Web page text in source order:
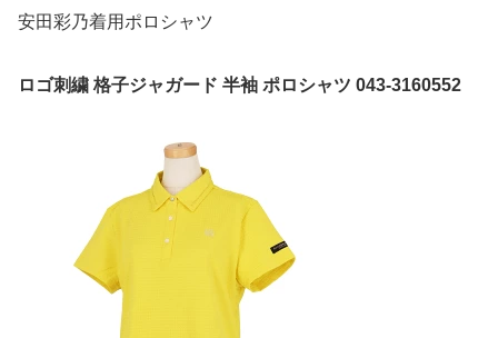
安田彩乃着用ポロシャツ
ロゴ刺繍 格子ジャガード 半袖 ポロシャツ 043-3160552